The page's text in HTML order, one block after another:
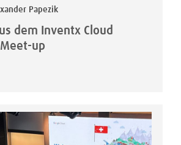
Papezik
dem Inventx Cloud
up